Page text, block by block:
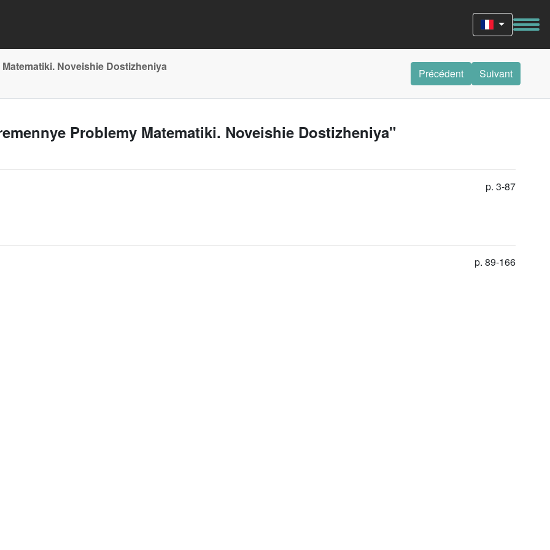
Noveishie Dostizheniya
Précédent Suivant
Problemy Matematiki. Noveishie Dostizheniya"
p. 3-87
p. 89-166